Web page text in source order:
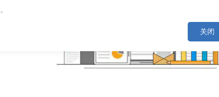
关闭